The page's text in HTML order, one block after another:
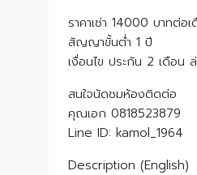
ราคาเช่า 14000 บาทต่อเ
สัญญาขั้นต่ำ 1 ปี
เงื่อนไข ประกัน 2 เดือน
สนใจนัดชมห้องติดต่อ
คุณเอก 0818523879
Line ID: kamol_1964
Description (English)